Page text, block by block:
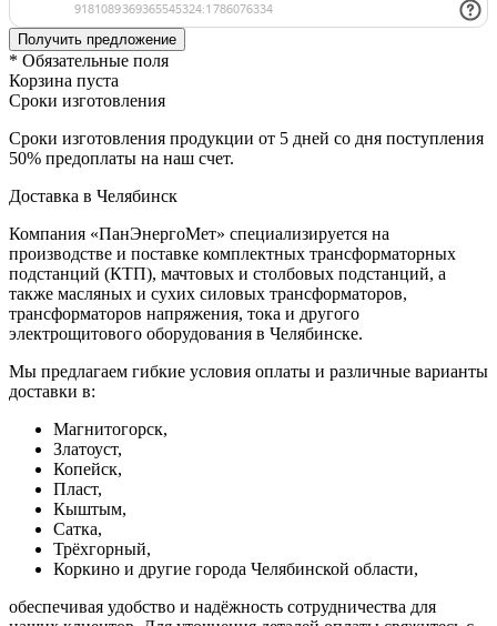
* Обязательные поля
Корзина пуста
Сроки изготовления
Сроки изготовления продукции от 5 дней со дня поступления
50% предоплаты на наш счет.
Доставка в Челябинск
Компания «ПанЭнергоМет» специализируется на
производстве и поставке комплектных трансформаторных
подстанций (КТП), мачтовых и столбовых подстанций, а
также масляных и сухих силовых трансформаторов,
трансформаторов напряжения, тока и другого
электрощитового оборудования в Челябинске.
Мы предлагаем гибкие условия оплаты и различные варианты
доставки в:
Магнитогорск,
Златоуст,
Копейск,
Пласт,
Кыштым,
Сатка,
Трёхгорный,
Коркино и другие города Челябинской области,
обеспечивая удобство и надёжность сотрудничества для